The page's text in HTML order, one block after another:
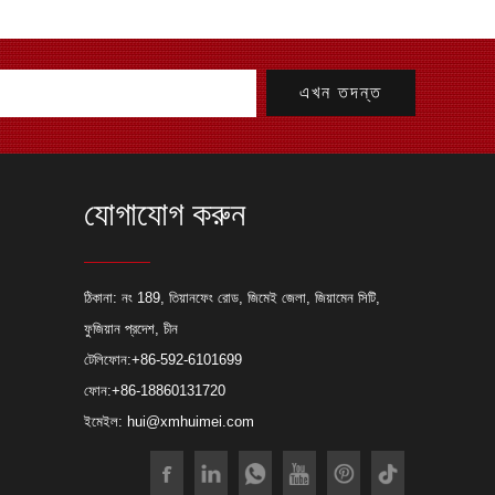
প্রকল্পের জন্য লেজার কাটিং
যে কেন একজন প্রস্তুতকারক তাদের
প্রকল্পগুলির জন্য অন্যান্য কাটিয়া
কাটিং ব্যবহার করতে বেছে নেবে,
যোগাযোগ করুন
ঠিকানা: নং 189, তিয়ানফেং রোড, জিমেই জেলা, জিয়ামেন সিটি,
ফুজিয়ান প্রদেশ, চীন
টেলিফোন:+86-592-6101699
ফোন:+86-18860131720
ইমেইল: hui@xmhuimei.com